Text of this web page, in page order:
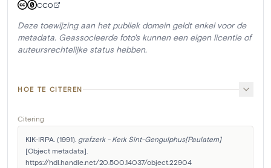
CC0
Deze toewijzing aan het publiek domein geldt enkel voor de
metadata. Geassocieerde foto's kunnen een eigen licentie of
auteursrechtelijke status hebben.
HOE TE CITEREN
Citering
KIK-IRPA. (1991). grafzerk - Kerk Sint-Gengulphus[Paulatem]
[Object metadata].
https://hdl.handle.net/20.500.14037/object.22904